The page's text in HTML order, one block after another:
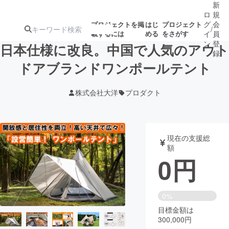
プロジェクトを掲
載するには
はじ
める
プロジェクト
をさがす
注目の新着プロ
ジェクト
募集終了が近いプ
ロジェクト
アート・写真 音楽
テクノロジー・ガジェット ゲーム・サ
映像・映画 書籍・雑誌
ビジネス・起業 チャレンジ
ロ
グ
イ
ン
/
新
規
会
員
登
録
日本仕様に改良。中国で人気のアウト
ドアブランドワンポールテント
株式会社大洋 プロダクト
現在の支援総
額
0円
0%
目標金額は
300,000円